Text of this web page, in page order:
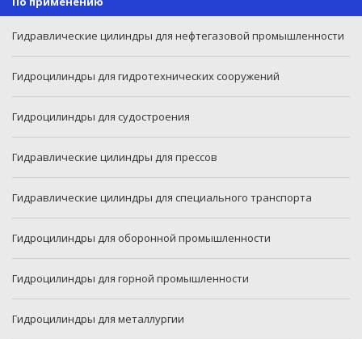
Гидравлические цилиндры для нефтегазовой промышленности
Гидроцилиндры для гидротехнических сооружений
Гидроцилиндры для судостроения
Гидравлические цилиндры для прессов
Гидравлические цилиндры для специального транспорта
Гидроцилиндры для оборонной промышленности
Гидроцилиндры для горной промышленности
Гидроцилиндры для металлургии